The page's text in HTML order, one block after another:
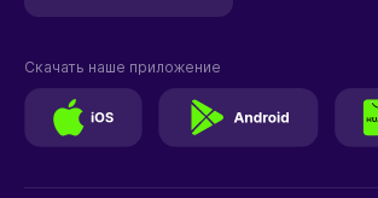
Скачать наше приложение